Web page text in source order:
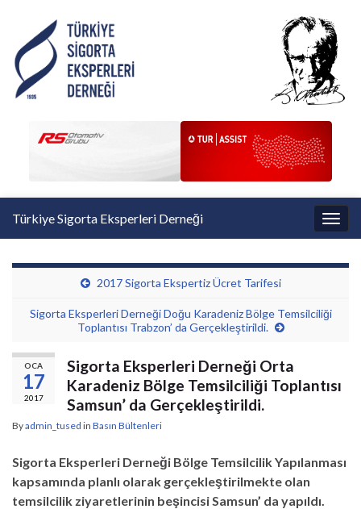
Türkiye Sigorta Eksperleri Derneği
2017 Sigorta Ekspertiz Ücret Tarifesi
Sigorta Eksperleri Derneği Doğu Karadeniz Bölge Temsilciliği
Toplantısı Trabzon’ da Gerçekleştirildi.
OCA
17
2017
Sigorta Eksperleri Derneği Orta
Karadeniz Bölge Temsilciliği Toplantısı
Samsun’ da Gerçekleştirildi.
Byadmin_tused in Basın Bültenleri
Sigorta Eksperleri Derneği Bölge Temsilcilik Yapılanması
kapsamında planlı olarak gerçekleştirilmekte olan
temsilcilik ziyaretlerinin beşincisi Samsun’ da yapıldı.